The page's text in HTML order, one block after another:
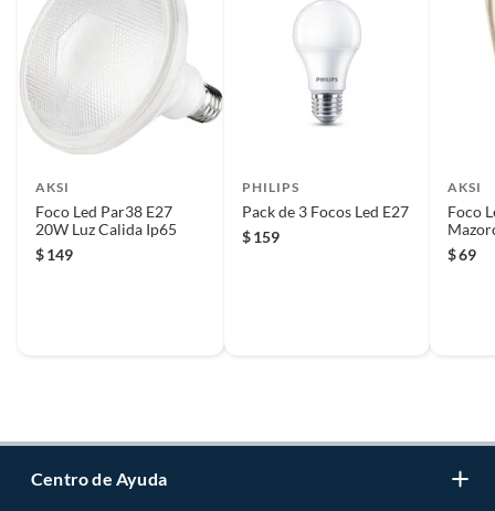
AKSI
Foco Led Par38 E27
20W Luz Calida Ip65
$149
PHILIPS
Pack de 3 Focos Led E27
$ 159
AKSI
Foco
$69
Centro de Ayuda